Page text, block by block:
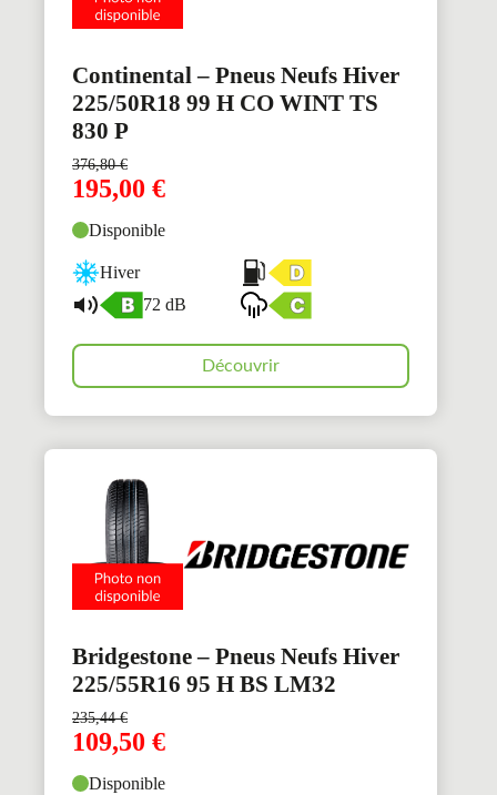
Continental – Pneus Neufs Hiver
225/50R18 99 H CO WINT TS
830 P
376,80€
195,00 €
Disponible
Hiver
72 dB
Découvrir
Bridgestone – Pneus Neufs Hiver
225/55R16 95 H BS LM32
235,44€
109,50 €
Disponible